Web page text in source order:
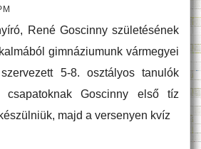
René Goscinny születésének
gimnáziumunk vármegyei
5-8. osztályos tanulók
csapatoknak Goscinny első tíz
majd a versenyen kvíz